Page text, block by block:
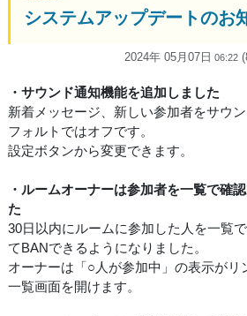
システムアップデートのお
2024年 05月07日 06:22
・サウンド通知機能を追加しました
新着メッセージ、新しい参加者をサウ
フォルトではオフです。
設定ボタンから変更できます。
・ルームオーナーは参加者を一覧で確
た
30日以内にルームに参加した人を一覧
てBANできるようになりました。
オーナーは「○人が参加中」の表示がリ
一覧画面を開けます。